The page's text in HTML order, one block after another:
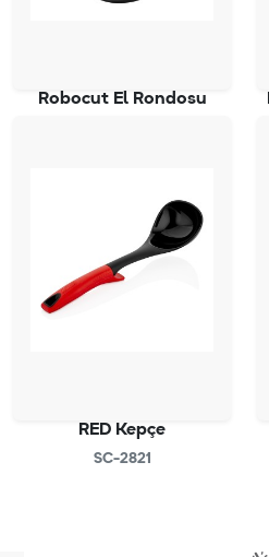
Robocut El Rondosu
RED Kepçe
SC-2821